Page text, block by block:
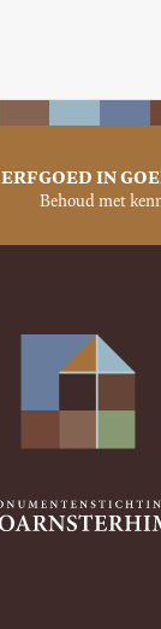
ERFGOED IN
Behoud met